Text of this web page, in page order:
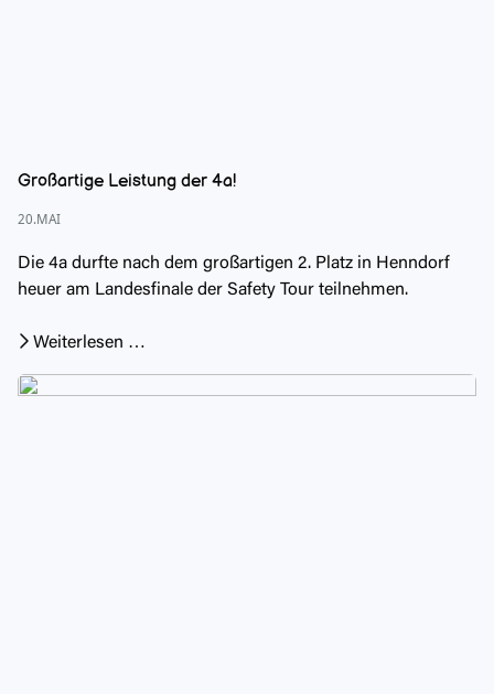
Großartige Leistung der 4a!
20.MAI
Die 4a durfte nach dem großartigen 2. Platz in Henndorf
heuer am Landesfinale der Safety Tour teilnehmen.
Weiterlesen …